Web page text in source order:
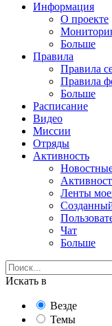
Информация
О проекте
Больше
Правила
Правила
Правила
Больше
Расписание
Видео
Миссии
Отряды
Активность
Ленты
Чат
Больше
Искать в
Везде
Темы